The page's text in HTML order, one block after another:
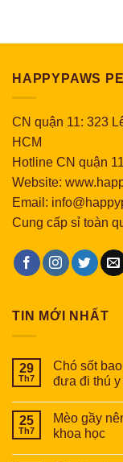
HAPPYPAWS
CN quận 11: 323
HCM
Hotline CN quận
Website:
Email:
Cung cấp sỉ toàn
TIN MỚI NHẤT
29
Th7
Chó sốt
đưa đi thú y
25
Th7
Mèo gầy
khoa học